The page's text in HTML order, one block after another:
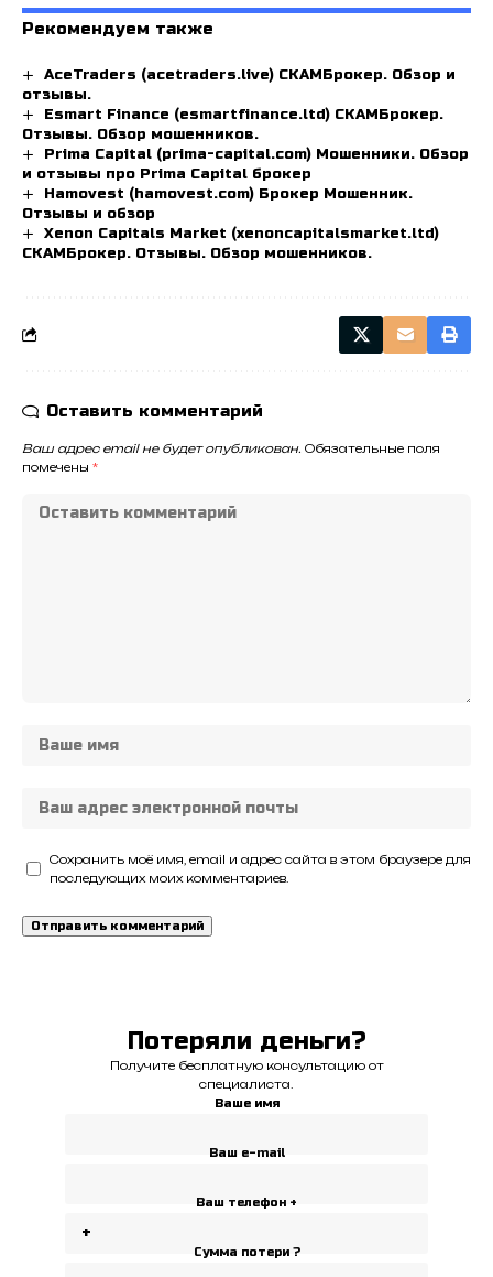
Рекомендуем также
AceTraders (acetraders.live) СКАМБрокер. Обзор и
отзывы.
Esmart Finance (esmartfinance.ltd) СКАМБрокер.
Отзывы. Обзор мошенников.
Prima Capital (prima-capital.com) Мошенники. Обзор
и отзывы про Prima Capital брокер
Hamovest (hamovest.com) Брокер Мошенник.
Отзывы и обзор
Xenon Capitals Market (xenoncapitalsmarket.ltd)
СКАМБрокер. Отзывы. Обзор мошенников.
Оставить комментарий
Ваш адрес email не будет опубликован. Обязательные поля
помечены *
Сохранить моё имя, email и адрес сайта в этом браузере для
последующих моих комментариев.
Потеряли деньги?
Получите бесплатную консультацию от
специалиста.
Ваше имя
Ваш e-mail
Ваш телефон +
Сумма потери ?